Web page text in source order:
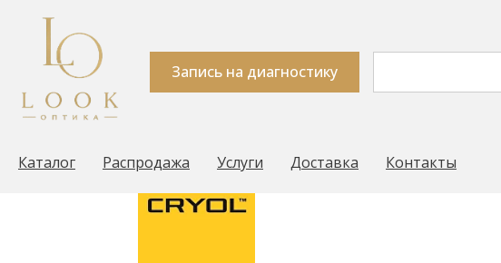
Запись на диагностику
Каталог Распродажа Услуги Доставка Контакты
Линза Cryol 1.56 HMC
Look Оптика